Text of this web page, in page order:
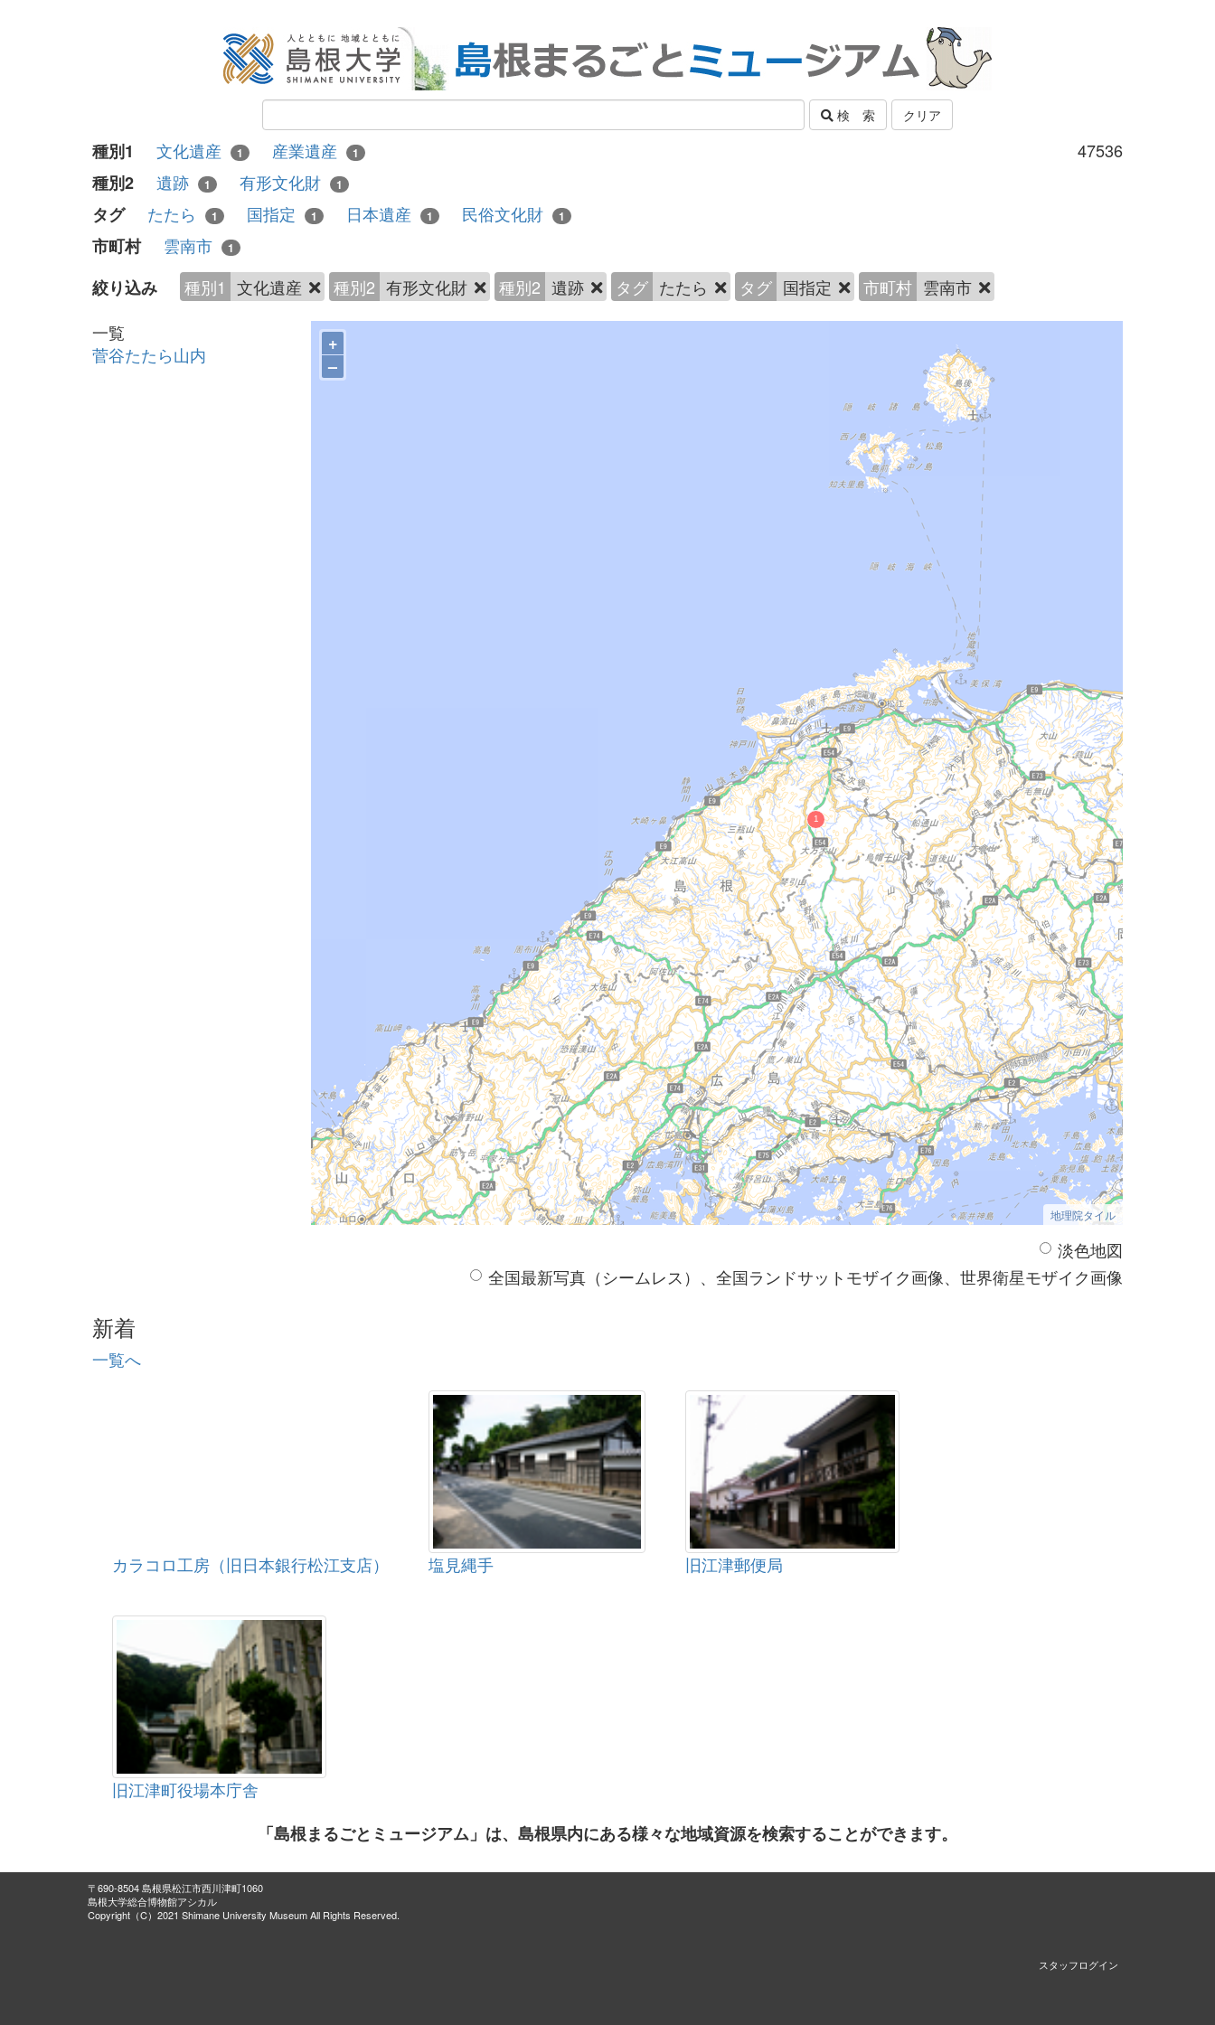
検 索 クリア
47536
種別1 文化遺産 1 産業遺産 1
種別2 遺跡 1 有形文化財 1
タグ たたら 1 国指定 1 日本遺産 1 民俗文化財 1
市町村 雲南市 1
絞り込み 種別1 文化遺産 種別2 有形文化財 種別2 遺跡 タグ たたら タグ 国指定 市町村 雲南市
一覧
菅谷たたら山内
+
–
地理院タイル
淡色地図
全国最新写真（シームレス）、全国ランドサットモザイク画像、世界衛星モザイク画像
新着
一覧へ
カラコロ工房（旧日本銀行松江支店） 塩見縄手 旧江津郵便局
旧江津町役場本庁舎
「島根まるごとミュージアム」は、島根県内にある様々な地域資源を検索することができます。
〒690-8504 島根県松江市西川津町1060
島根大学総合博物館アシカル
Copyright（C）2021 Shimane University Museum All Rights Reserved.
スタッフログイン